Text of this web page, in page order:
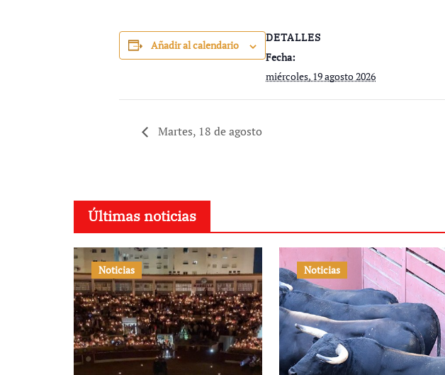
Añadir al calendario
DETALLES
Fecha:
miércoles, 19 agosto 2026
Martes, 18 de agosto
Últimas noticias
Noticias Noticias